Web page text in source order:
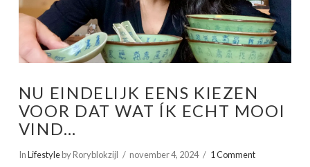
NU EINDELIJK EENS KIEZEN
VOOR DAT WAT ÍK ECHT MOOI
VIND…
InLifestyleby Roryblokzijl november 4, 2024 1 Comment